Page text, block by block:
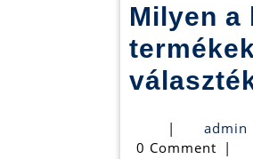
Milyen a
termékek
| admin
0 Comment |